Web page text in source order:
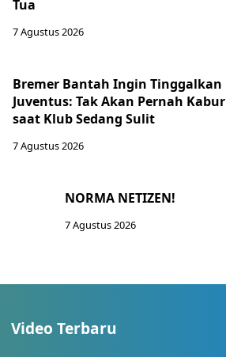
Tua
7 Agustus 2026
Bremer Bantah Ingin Tinggalkan
Juventus: Tak Akan Pernah Kabur
saat Klub Sedang Sulit
7 Agustus 2026
NORMA NETIZEN!
7 Agustus 2026
Video Terbaru